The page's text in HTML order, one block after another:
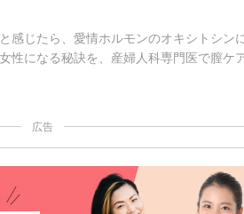
感じたら、愛情ホルモンのオキシトシン
性になる秘訣を、産婦人科専門医で膣ケ
広告